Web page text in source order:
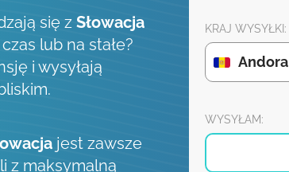
się z Słowacja
lub na stałe?
i wysyłają
jest zawsze
z maksymalną
KRAJ WYSYŁKI:
Andora
WYSYŁAM: